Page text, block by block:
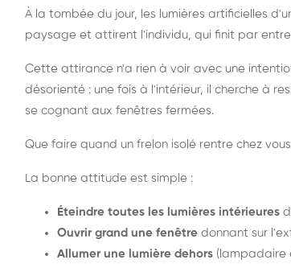
À la tombée du jour, les lumières artificielles
paysage et attirent l'individu, qui finit par
Cette attirance n'a rien à voir avec une
désorienté : une fois à l'intérieur, il cherche à
se cognant aux fenêtres fermées.
Que faire quand un frelon isolé rentre chez vous
La bonne attitude est simple :
Éteindre toutes les lumières intérieures
Ouvrir grand une fenêtre donnant sur
Allumer une lumière dehors (lampadaire